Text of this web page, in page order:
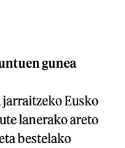
gunea
Eusko
lanerako areto
bestelako